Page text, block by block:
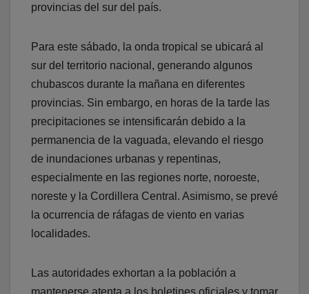
provincias del sur del país.
Para este sábado, la onda tropical se ubicará al
sur del territorio nacional, generando algunos
chubascos durante la mañana en diferentes
provincias. Sin embargo, en horas de la tarde las
precipitaciones se intensificarán debido a la
permanencia de la vaguada, elevando el riesgo
de inundaciones urbanas y repentinas,
especialmente en las regiones norte, noroeste,
noreste y la Cordillera Central. Asimismo, se prevé
la ocurrencia de ráfagas de viento en varias
localidades.
Las autoridades exhortan a la población a
mantenerse atenta a los boletines oficiales y tomar